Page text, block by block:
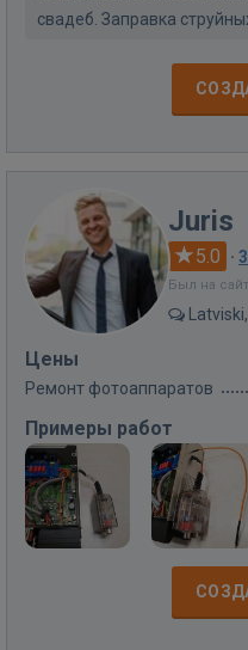
свадеб. Заправка
Juris
5.0 ·
Был на
Цены
Ремонт фотоаппаратов
Примеры работ